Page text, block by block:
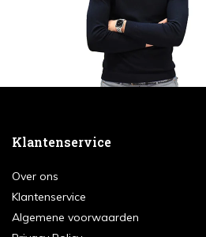
Klantenservice
Over ons
Klantenservice
Algemene voorwaarden